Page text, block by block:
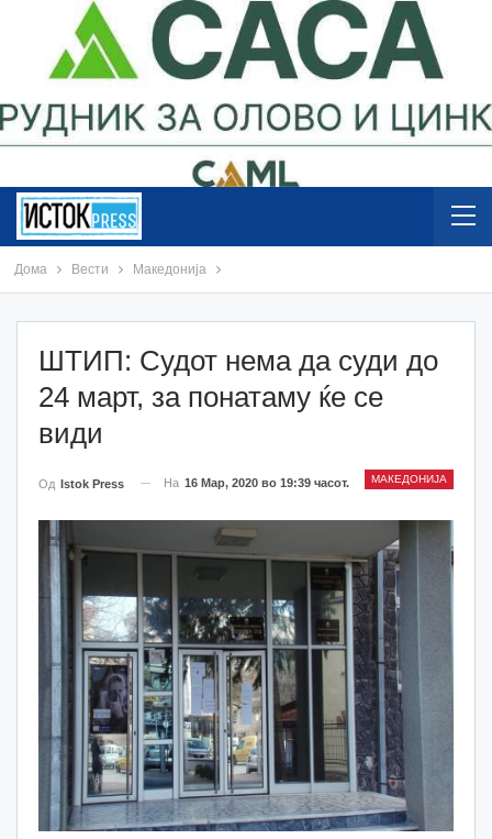
Дома Вести Македонија
ШТИП: Судот нема да суди до
24 март, за понатаму ќе се
види
МАКЕДОНИЈА
Од Istok Press На 16 Мар, 2020 во 19:39 часот.